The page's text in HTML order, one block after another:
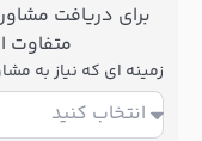
برای دریافت
متفاوت
زمینه ای که نیاز به